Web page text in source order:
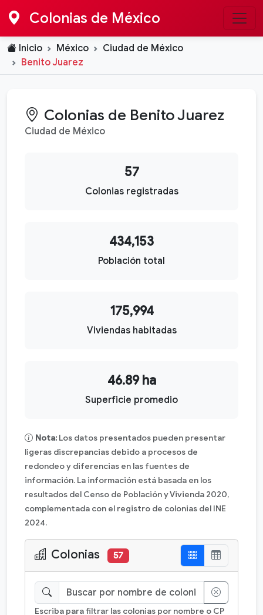
Colonias de México
Inicio México
Ciudad de México
Benito Juarez
Colonias de Benito Juarez
Ciudad de México
57
Colonias registradas
434,153
Población total
175,994
Viviendas habitadas
46.89 ha
Superficie promedio
Nota: Los datos presentados pueden presentar
ligeras discrepancias debido a procesos de
redondeo y diferencias en las fuentes de
información. La información está basada en los
resultados del Censo de Población y Vivienda 2020,
complementada con el registro de colonias del INE
2024.
Colonias 57
Escriba para filtrar las colonias por nombre o CP